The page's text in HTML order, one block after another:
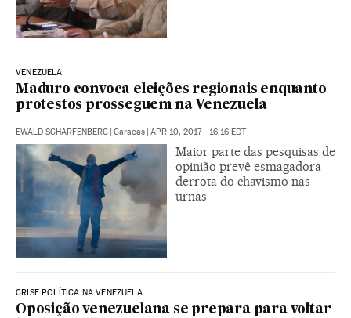
VENEZUELA
Maduro convoca eleições regionais enquanto
protestos prosseguem na Venezuela
EWALD SCHARFENBERG Caracas APR 10, 2017 - 16:16 EDT
Maior parte das pesquisas de
opinião prevê esmagadora
derrota do chavismo nas
urnas
CRISE POLÍTICA NA VENEZUELA
Oposição venezuelana se prepara para voltar